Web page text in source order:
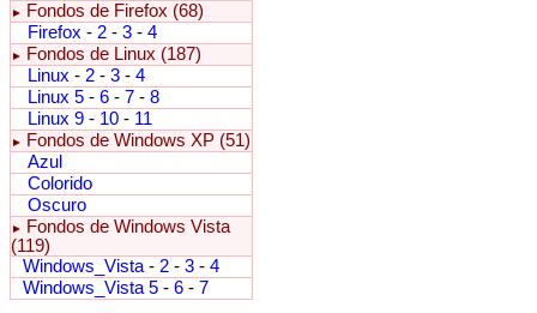
►
Fondos de Firefox (68)
Firefox - 2 - 3 - 4
►
Fondos de Linux (187)
Linux - 2 - 3 - 4
Linux 5 - 6 - 7 - 8
Linux 9 - 10 - 11
►
Fondos de Windows XP (51)
Azul
Colorido
Oscuro
►
Fondos de Windows Vista
(119)
Windows_Vista - 2 - 3 - 4
Windows_Vista 5 - 6 - 7